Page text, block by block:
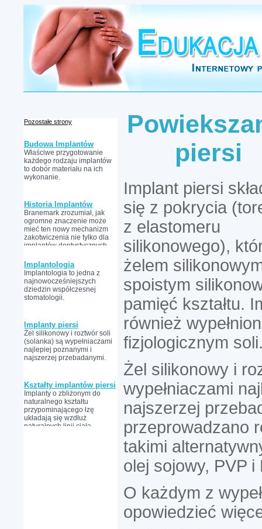
piersi
Implant piersi
się z pokrycia
z elastomeru
silikonowego),
żelem
spoistym
pamięć kształtu.
również
fizjologicznym
Żel silikonowy i
wypełniaczami
najszerzej
przeprowadzano
takimi
olej sojowy, PVP i
O każdym z
opowiedzieć
Pozostałe strony
Budowa Implantów
Właściwe przygotowanie
każdego rodzaju implantów
to dobór materiału na ich
wykonanie.
Historia Implantów
Branemark zrozumiał, jak
ogromne znaczenie może
mieć ten nowy mechanizm
zakotwiczenia nie tylko dla
implantów dentystycznych,
Implantologia
Implantologia to jedna z
najnowocześniejszych
dziedzin współczesnej
stomatologii.
Implanty piersi
Żel silikonowy i roztwór soli
(solanka) są wypełniaczami
najlepiej poznanymi i
najszerzej przebadanymi.
Kształty implantów piersi
Implanty o zbliżonym do
naturalnego kształtu
przypominającego łzę
układają się wzdłuż
naturalnych linii ciała.